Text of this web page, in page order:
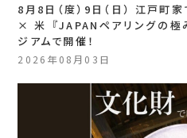
8月8日（度）9日（日） 江戸町
× 米 『JAPANペアリングの極
ジアムで開催！
2026年08月03日